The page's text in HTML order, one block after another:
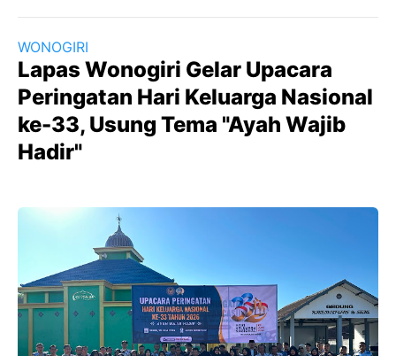
WONOGIRI
Lapas Wonogiri Gelar Upacara
Peringatan Hari Keluarga Nasional
ke-33, Usung Tema "Ayah Wajib
Hadir"